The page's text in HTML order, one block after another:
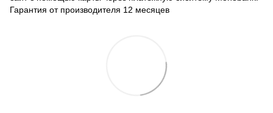
Гарантия от производителя 12 месяцев